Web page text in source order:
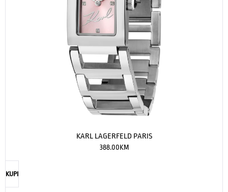
KARL LAGERFELD PARIS
388.00KM
KUPI